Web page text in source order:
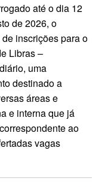
até o dia 12
de 2026, o
inscrições para o
Libras –
uma
destinado a
áreas e
e interna que já
ao
vagas